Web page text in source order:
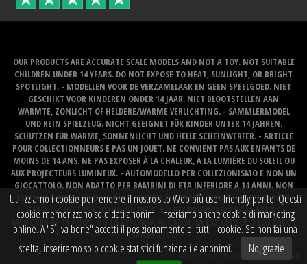
OUR PRODUCTS ARE ACCURATE SCALE MODELS AND NOT A TOY. NOT SUITABLE
CHILDREN UNDER 14 YEARS. DO NOT EXPOSE TO HEAT, SUNLIGHT, OR BRIGHT
SPOTLIGHT. - MODELLEN VOOR DE VERZAMELAAR EN GEEN SPEELGOED. NIET
GESCHIKT VOOR KINDEREN ONDER 14 JAAR. NIET BLOOTSTELLEN AAN
WARMTE, ZONLICHT OF HELDERE/WARME VERLICHTING. - SAMMLERMODEL
UND KEIN SPIELZEUG. NICHT GEEIGNET FÜR KINDER UNTER 14 JAHREN.
SCHÜTZEN FÜR WARME, SONNENLICHT UND HELLE SCHEINWERFER. - ARTICLE
POUR COLLECTIONNEURS E PAS UN JOUET. NE CONVIENT PAS AUX ENFANTS DE
MOINS DE 14 ANS. NE PAS EXPOSER À LA CHALEUR, À LA LUMIÈRE DU SOLEIL OU
AUX PROJECTEURS LUMINEUX. - AUTOMODELLO PER COLLEZIONISMO E NON UN
GIOCATTOLO. NON ADATTO PER BAMBINI DI ETA INFERIORE A 14 ANNI. NON
ESPORRE A CALORE, LUCE SOLARE O RIFLETTORE LUMINOSO. - MODELO PARA
COLECCIONISTAS Y NO UN JUGUETE. NO RECOMENDABLE PARA NINOS
MENORES DE 14 ANOS. NO LO EXPONGA AL CALOR, LA LUZ DEL SOL O LOS FOCOS
BRILLANTES.
Website created byBOMS creative web works
Utilizziamo i cookie per rendere il nostro sito Web più user-friendly per te. Questi
cookie memorizzano solo dati anonimi. Inseriamo anche cookie di marketing
online. A "Sì, va bene" accetti il ​​posizionamento di tutti i cookie. Se non fai una
scelta, inseriremo solo cookie statistici funzionali e anonimi.
No, grazie